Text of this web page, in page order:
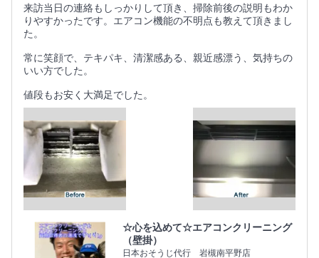
来訪当日の連絡もしっかりして頂き、掃除前後の説明もわか
りやすかったです。エアコン機能の不明点も教えて頂きまし
た。
常に笑顔で、テキパキ、清潔感ある、親近感漂う、気持ちの
いい方でした。
値段もお安く大満足でした。
☆心を込めて☆エアコンクリーニング
（壁掛）
日本おそうじ代行 岩槻南平野店